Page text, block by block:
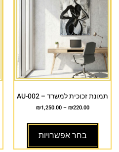
תמונת זכוכית למשרד – AU-002
₪220.00
–
₪1,250.00
בחר אפשרויות